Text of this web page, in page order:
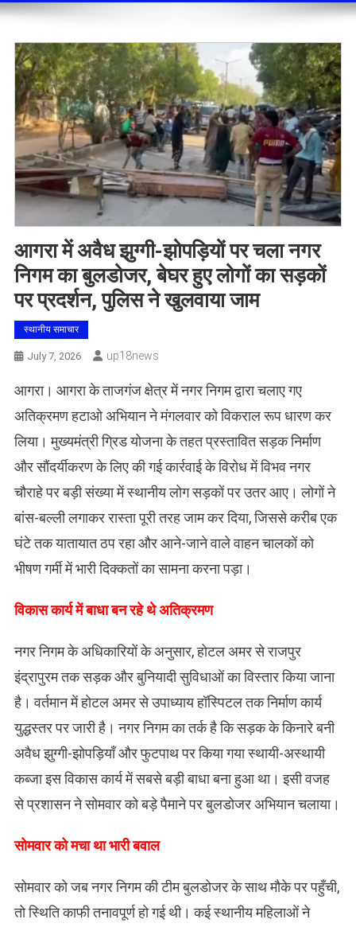
आगरा में अवैध झुग्गी-झोपड़ियों पर चला नगर
निगम का बुलडोजर, बेघर हुए लोगों का सड़कों
पर प्रदर्शन, पुलिस ने खुलवाया जाम
स्थानीय समाचार
July 7, 2026 Up18news
आगरा। आगरा के ताजगंज क्षेत्र में नगर निगम द्वारा चलाए गए
अतिक्रमण हटाओ अभियान ने मंगलवार को विकराल रूप धारण कर
लिया। मुख्यमंत्री ग्रिड योजना के तहत प्रस्तावित सड़क निर्माण
और सौंदर्यीकरण के लिए की गई कार्रवाई के विरोध में विभव नगर
चौराहे पर बड़ी संख्या में स्थानीय लोग सड़कों पर उतर आए। लोगों ने
बांस-बल्ली लगाकर रास्ता पूरी तरह जाम कर दिया, जिससे करीब एक
घंटे तक यातायात ठप रहा और आने-जाने वाले वाहन चालकों को
भीषण गर्मी में भारी दिक्कतों का सामना करना पड़ा।
​विकास कार्य में बाधा बन रहे थे अतिक्रमण
नगर निगम के अधिकारियों के अनुसार, होटल अमर से राजपुर
इंद्रापुरम तक सड़क और बुनियादी सुविधाओं का विस्तार किया जाना
है। वर्तमान में होटल अमर से उपाध्याय हॉस्पिटल तक निर्माण कार्य
युद्धस्तर पर जारी है। नगर निगम का तर्क है कि सड़क के किनारे बनी
अवैध झुग्गी-झोपड़ियाँ और फुटपाथ पर किया गया स्थायी-अस्थायी
कब्जा इस विकास कार्य में सबसे बड़ी बाधा बना हुआ था। इसी वजह
से प्रशासन ने सोमवार को बड़े पैमाने पर बुलडोजर अभियान चलाया।
​सोमवार को मचा था भारी बवाल
सोमवार को जब नगर निगम की टीम बुलडोजर के साथ मौके पर पहुँची,
तो स्थिति काफी तनावपूर्ण हो गई थी। कई स्थानीय महिलाओं ने